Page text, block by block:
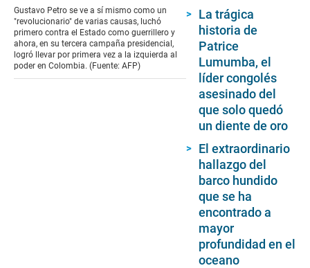
of
0
seconds
Gustavo Petro se ve a sí mismo como un
"revolucionario" de varias causas, luchó
primero contra el Estado como guerrillero y
ahora, en su tercera campaña presidencial,
logró llevar por primera vez a la izquierda al
poder en Colombia. (Fuente: AFP)
La trágica
historia de
Patrice
Lumumba, el
líder congolés
asesinado del
que solo quedó
un diente de oro
El extraordinario
hallazgo del
barco hundido
que se ha
encontrado a
mayor
profundidad en el
oceano